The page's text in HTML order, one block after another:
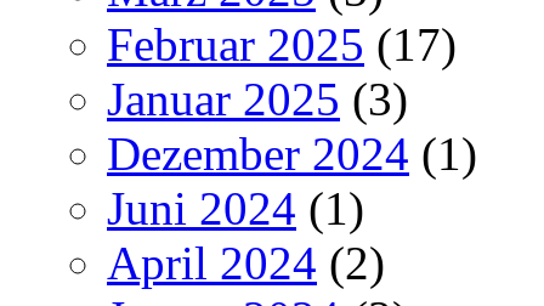
Februar 2025 (17)
Januar 2025 (3)
Dezember 2024 (1)
Juni 2024 (1)
April 2024 (2)